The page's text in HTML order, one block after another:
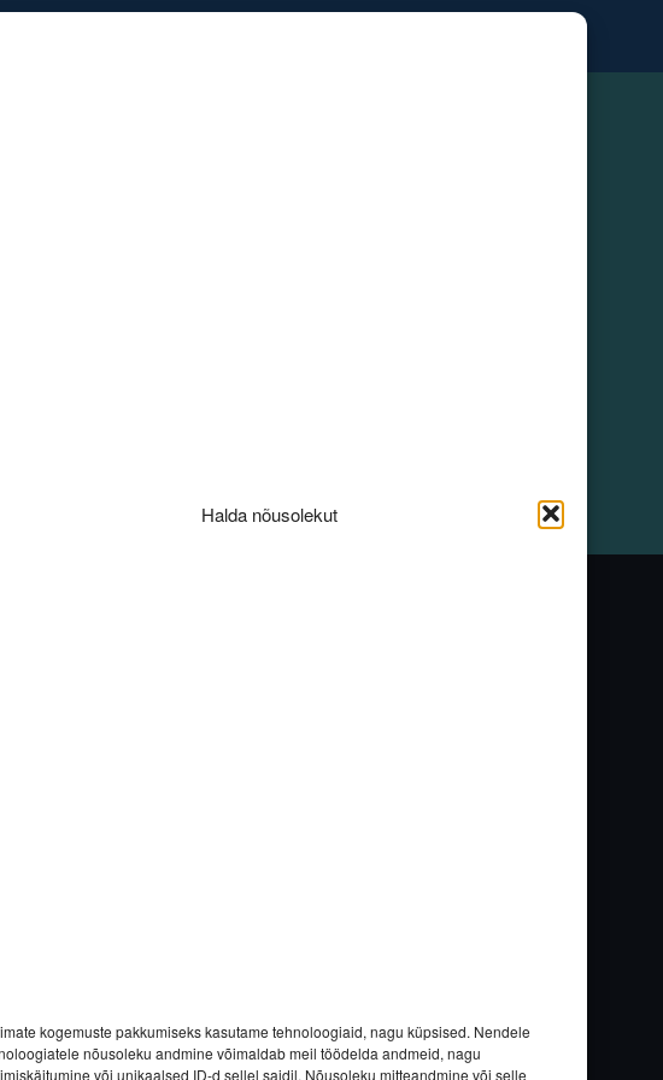
Halda nõusolekut
kogemuste pakkumiseks kasutame tehnoloogiaid, nagu küpsised. Nendele
nõusoleku andmine võimaldab meil töödelda andmeid, nagu
või unikaalsed ID-d sellel saidil. Nõusoleku mitteandmine või selle